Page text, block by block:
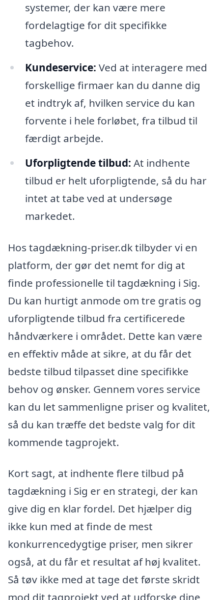
systemer, der kan være mere
fordelagtige for dit specifikke
tagbehov.
Kundeservice: Ved at interagere med
forskellige firmaer kan du danne dig
et indtryk af, hvilken service du kan
forvente i hele forløbet, fra tilbud til
færdigt arbejde.
Uforpligtende tilbud: At indhente
tilbud er helt uforpligtende, så du har
intet at tabe ved at undersøge
markedet.
Hos tagdækning-priser.dk tilbyder vi en
platform, der gør det nemt for dig at
finde professionelle til tagdækning i Sig.
Du kan hurtigt anmode om tre gratis og
uforpligtende tilbud fra certificerede
håndværkere i området. Dette kan være
en effektiv måde at sikre, at du får det
bedste tilbud tilpasset dine specifikke
behov og ønsker. Gennem vores service
kan du let sammenligne priser og kvalitet,
så du kan træffe det bedste valg for dit
kommende tagprojekt.
Kort sagt, at indhente flere tilbud på
tagdækning i Sig er en strategi, der kan
give dig en klar fordel. Det hjælper dig
ikke kun med at finde de mest
konkurrencedygtige priser, men sikrer
også, at du får et resultat af høj kvalitet.
Så tøv ikke med at tage det første skridt
mod dit tagprojekt ved at udforske dine